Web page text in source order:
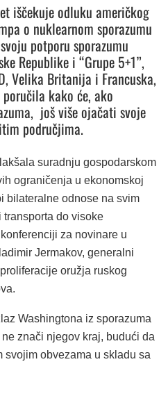
iščekuje odluku američkog
o nuklearnom sporazumu
potporu sporazumu
Republike i “Grupe 5+1”,
Velika Britanija i Francuska,
kako će, ako
još više ojačati svoje
područjima.
suradnju gospodarskom
ograničenja u ekonomskoj
bilateralne odnose na svim
transporta do visoke
za novinare u
Jermakov, generalni
oružja ruskog
Washingtona iz sporazuma
ne znači njegov kraj, budući da
svojim obvezama u skladu sa